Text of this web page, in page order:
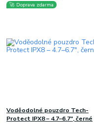
🚀 Doprava zdarma
Voděodolné pouzdro Tech-
Protect IPX8 – 4.7–6.7", černé